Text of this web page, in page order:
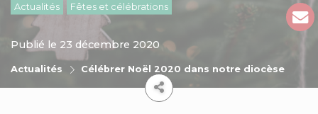
Actualités Fêtes et célébrations
Actualités Célébrer Noël 2020 dans notre diocèse
Publié le 23 décembre 2020